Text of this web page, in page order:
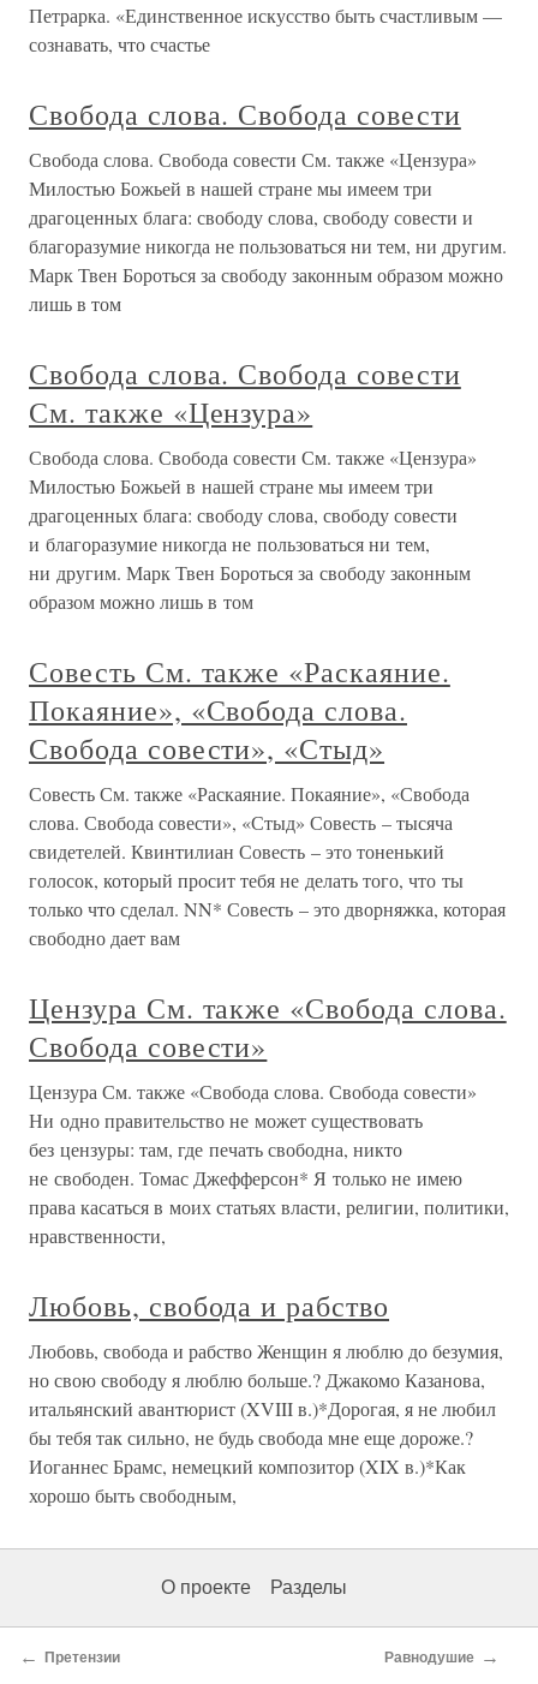
Петрарка. «Единственное искусство быть счастливым —
сознавать, что счастье
Свобода слова. Свобода совести
Свобода слова. Свобода совести См. также «Цензура»
Милостью Божьей в нашей стране мы имеем три
драгоценных блага: свободу слова, свободу совести и
благоразумие никогда не пользоваться ни тем, ни другим.
Марк Твен Бороться за свободу законным образом можно
лишь в том
Свобода слова. Свобода совести
См. также «Цензура»
Свобода слова. Свобода совести См. также «Цензура»
Милостью Божьей в нашей стране мы имеем три
драгоценных блага: свободу слова, свободу совести
и благоразумие никогда не пользоваться ни тем,
ни другим. Марк Твен Бороться за свободу законным
образом можно лишь в том
Совесть См. также «Раскаяние.
Покаяние», «Свобода слова.
Свобода совести», «Стыд»
Совесть См. также «Раскаяние. Покаяние», «Свобода
слова. Свобода совести», «Стыд» Совесть – тысяча
свидетелей. Квинтилиан Совесть – это тоненький
голосок, который просит тебя не делать того, что ты
только что сделал. NN* Совесть – это дворняжка, которая
свободно дает вам
Цензура См. также «Свобода слова.
Свобода совести»
Цензура См. также «Свобода слова. Свобода совести»
Ни одно правительство не может существовать
без цензуры: там, где печать свободна, никто
не свободен. Томас Джефферсон* Я только не имею
права касаться в моих статьях власти, религии, политики,
нравственности,
Любовь, свобода и рабство
Любовь, свобода и рабство Женщин я люблю до безумия,
но свою свободу я люблю больше.? Джакомо Казанова,
итальянский авантюрист (XVIII в.)*Дорогая, я не любил
бы тебя так сильно, не будь свобода мне еще дороже.?
Иоганнес Брамс, немецкий композитор (XIX в.)*Как
хорошо быть свободным,
О проекте Разделы
← Претензии Равнодушие →